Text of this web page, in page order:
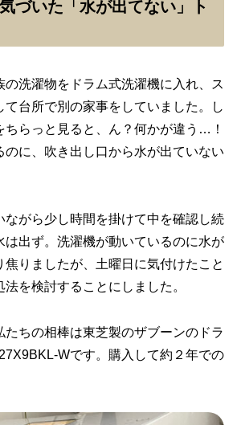
づいた「水が出てない」ト
の洗濯物をドラム式洗濯機に入れ、ス
て台所で別の家事をしていました。し
ちらっと見ると、ん？何かが違う…！
のに、吹き出し口から水が出ていない
ながら少し時間を掛けて中を確認し続
は出ず。洗濯機が動いているのに水が
焦りましたが、土曜日に気付けたこと
を検討することにしました。
たちの相棒は東芝製のザブーンのドラ
Wです。購入して約２年での